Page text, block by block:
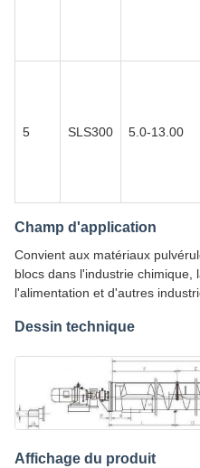
5 SLS300 5.0-13.00
Champ d'application
Convient aux matériaux
blocs dans l'industrie chimique,
l'alimentation et d'autres
Dessin technique
Affichage du produit